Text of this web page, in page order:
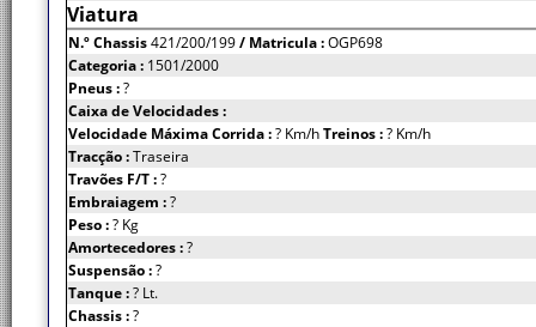
Viatura
N.º Chassis421/200/199/ Matricula :OGP698
Categoria : 1501/2000
Pneus :?
Caixa de Velocidades :
Velocidade Máxima Corrida :? Km/hTreinos :? Km/h
Tracção :Traseira
Travões F/T :?
Embraiagem :?
Peso :? Kg
Amortecedores :?
Suspensão :?
Tanque :? Lt.
Chassis :?